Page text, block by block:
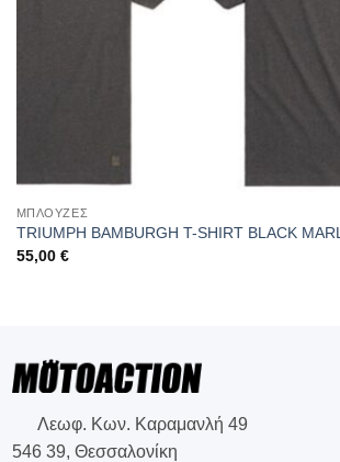
ΜΠΛΟΥΖΕΣ
TRIUMPH BAMBURGH T-SHIRT BLACK MARL
55,00 €
Λεωφ. Κων. Καραμανλή 49
546 39, Θεσσαλονίκη